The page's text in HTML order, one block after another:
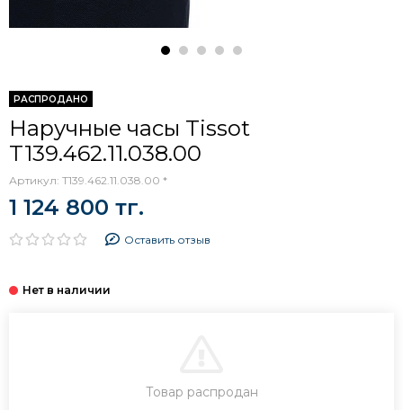
РАСПРОДАНО
Наручные часы Tissot
T139.462.11.038.00
Артикул: T139.462.11.038.00 *
1 124 800 тг.
Оставить отзыв
ЗАКАЗ В ОДИН КЛИК
Товар распродан